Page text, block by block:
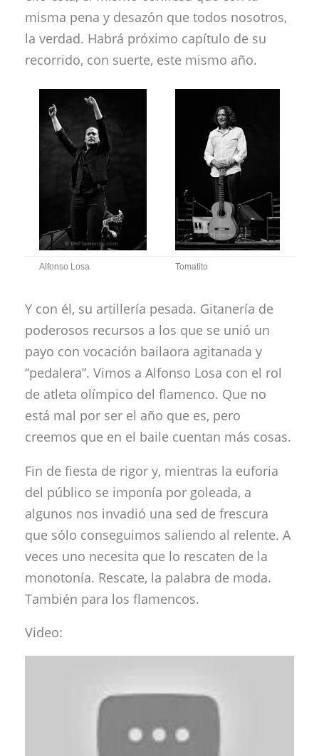
misma pena y desazón que todos nosotros,
la verdad. Habrá próximo capítulo de su
recorrido, con suerte, este mismo año.
Alfonso Losa Tomatito
Y con él, su artillería pesada. Gitanería de
poderosos recursos a los que se unió un
payo con vocación bailaora agitanada y
“pedalera”. Vimos a Alfonso Losa con el rol
de atleta olímpico del flamenco. Que no
está mal por ser el año que es, pero
creemos que en el baile cuentan más cosas.
Fin de fiesta de rigor y, mientras la euforia
del público se imponía por goleada, a
algunos nos invadió una sed de frescura
que sólo conseguimos saliendo al relente. A
veces uno necesita que lo rescaten de la
monotonía. Rescate, la palabra de moda.
También para los flamencos.
Video: